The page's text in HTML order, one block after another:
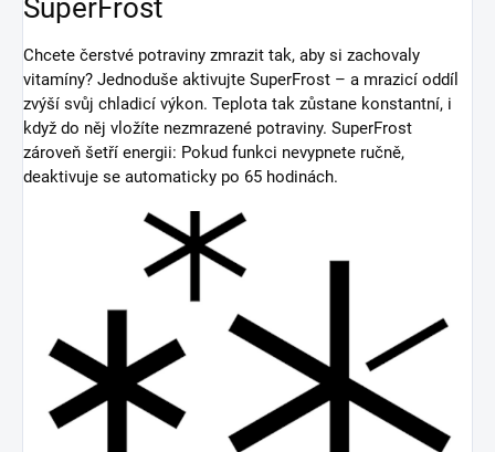
SuperFrost
Chcete čerstvé potraviny zmrazit tak, aby si zachovaly
vitamíny? Jednoduše aktivujte SuperFrost – a mrazicí oddíl
zvýší svůj chladicí výkon. Teplota tak zůstane konstantní, i
když do něj vložíte nezmrazené potraviny. SuperFrost
zároveň šetří energii: Pokud funkci nevypnete ručně,
deaktivuje se automaticky po 65 hodinách.